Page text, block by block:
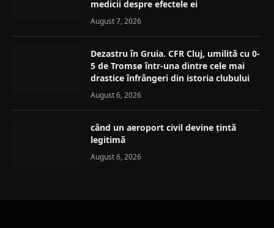
medicii despre efectele ei
August 7, 2026
Dezastru în Gruia. CFR Cluj, umilită cu 0-
5 de Tromsø într-una dintre cele mai
drastice înfrângeri din istoria clubului
August 6, 2026
când un aeroport civil devine țintă
legitimă
August 6, 2026